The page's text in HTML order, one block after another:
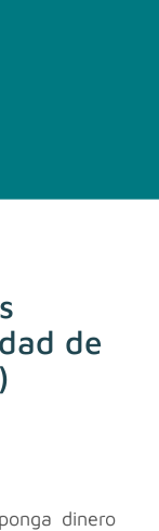
de
dinero